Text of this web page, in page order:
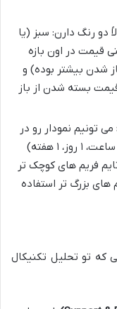
دو رنگ دارن: سبز (یا
قیمت در اون بازه
شدن بیشتر بوده) و
بسته شدن از باز
می تونیم نمودار رو در
تایم فریم های مختلف (مثلاً ۱ دقیقه، ۱ ساعت، ۱ روز، ۱ هفته)
فریم های کوچک تر
های بزرگ تر استفاده
که تو تحلیل تکنیکال